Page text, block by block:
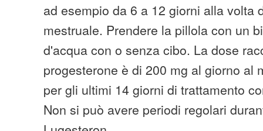
ad esempio da 6 a 12 giorni alla volta
mestruale. Prendere la pillola con un
d'acqua con o senza cibo. La dose
progesterone è di 200 mg al giorno al
per gli ultimi 14 giorni di trattamento
Non si può avere periodi regolari